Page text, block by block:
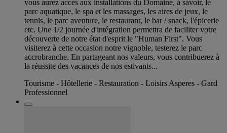
vous aurez accès aux installations du Domaine, à savoir, le
parc aquatique, le spa et les massages, les aires de jeux, le
tennis, le parc aventure, le restaurant, le bar / snack, l'épicerie
etc. Une 1/2 journée d'intégration permettra de faciliter votre
découverte de notre état d'esprit le "Human First". Vous
visiterez à cette occasion notre vignoble, testerez le parc
accrobranche. En partageant nos valeurs, vous contribuerez à
la réussite des vacances de nos estivants...
Tourisme - Hôtellerie - Restauration - Loisirs Asperes - Gard
Professionnel